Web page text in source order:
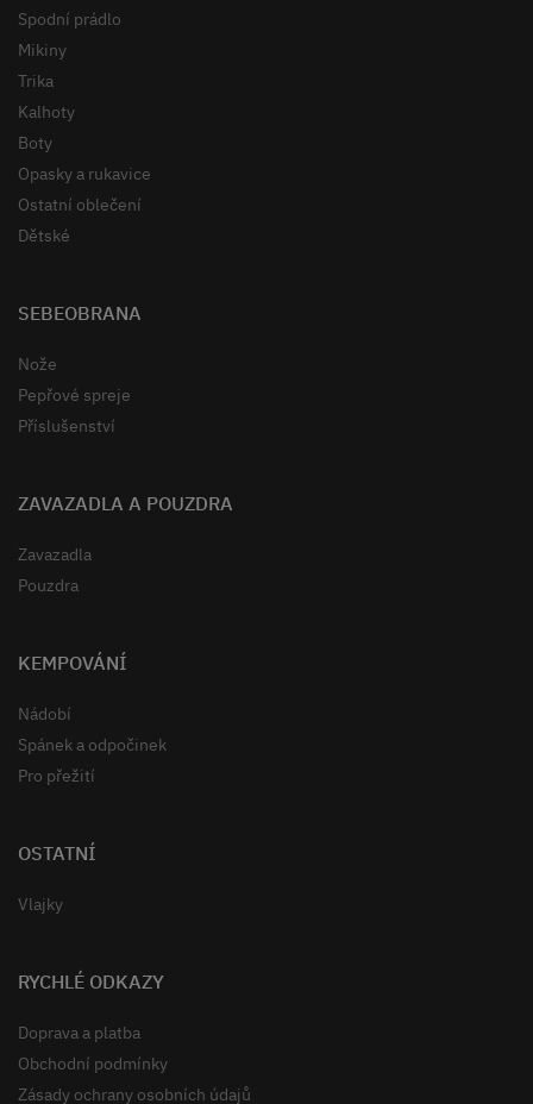
Spodní prádlo
Mikiny
Trika
Kalhoty
Boty
Opasky a rukavice
Ostatní oblečení
Dětské
SEBEOBRANA
Nože
Pepřové spreje
Příslušenství
ZAVAZADLA A POUZDRA
Zavazadla
Pouzdra
KEMPOVÁNÍ
Nádobí
Spánek a odpočinek
Pro přežití
OSTATNÍ
Vlajky
RYCHLÉ ODKAZY
Doprava a platba
Obchodní podmínky
Zásady ochrany osobních údajů